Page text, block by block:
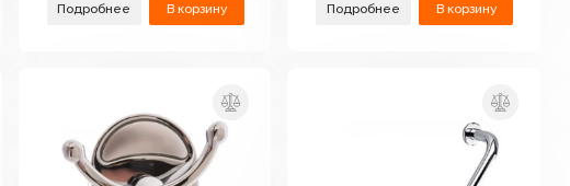
Подробнее В корзину Подробнее В корзину